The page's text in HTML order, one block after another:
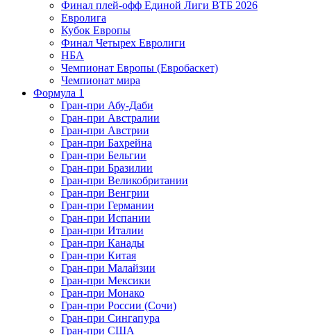
Финал плей-офф Единой Лиги ВТБ 2026
Евролига
Кубок Европы
Финал Четырех Евролиги
НБА
Чемпионат Европы (Евробаскет)
Чемпионат мира
Формула 1
Гран-при Абу-Даби
Гран-при Австралии
Гран-при Австрии
Гран-при Бахрейна
Гран-при Бельгии
Гран-при Бразилии
Гран-при Великобритании
Гран-при Венгрии
Гран-при Германии
Гран-при Испании
Гран-при Италии
Гран-при Канады
Гран-при Китая
Гран-при Малайзии
Гран-при Мексики
Гран-при Монако
Гран-при России (Сочи)
Гран-при Сингапура
Гран-при США